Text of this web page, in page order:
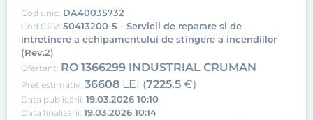
Cod unic: DA40035732
Cod CPV: 50413200-5 - Servicii de reparare si de
intretinere a echipamentului de stingere a incendiilor
(Rev.2)
Ofertant: RO 1366299 INDUSTRIAL CRUMAN
Preț estimativ: 36608 LEI (7225.5 €)
Data publicării: 19.03.2026 10:10
Data finalizării: 19.03.2026 10:14